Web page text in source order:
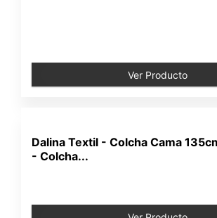
Ver Producto
Dalina Textil - Colcha Cama
- Colcha...